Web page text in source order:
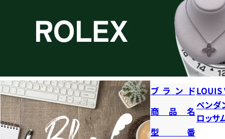
ブランドLOUIS
商品名
ペンダ
ロッサ
型番